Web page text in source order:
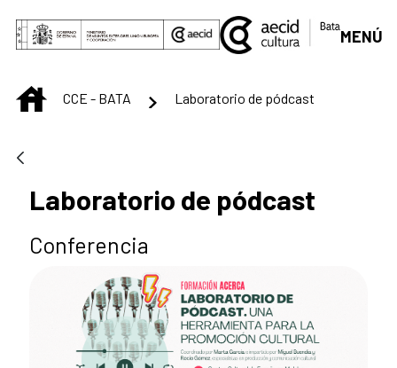
Skip to Main Content
MENÚ
INICIOCCE - BATA Laboratorio de pódcast
Laboratorio de pódcast
Conferencia